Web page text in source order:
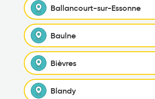
Ballancourt-sur-Essonne
Baulne
Bièvres
Blandy